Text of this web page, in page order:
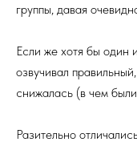
группы, давая
Если же хотя бы один
озвучивал
снижалась (в чем
Разительно